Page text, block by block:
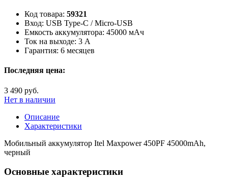
Код товара: 59321
Вход: USB Type-C / Micro-USB
Емкость аккумулятора: 45000 мАч
Ток на выходе: 3 А
Гарантия: 6 месяцев
Последняя цена:
3 490 руб.
Нет в наличии
Описание
Характеристики
Мобильный аккумулятор Itel Maxpower 450PF 45000mAh,
черный
Основные характеристики